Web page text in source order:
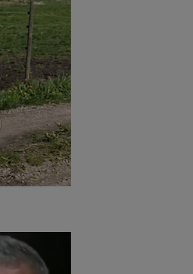
as primeiras
dessa! Seja
clicar no link